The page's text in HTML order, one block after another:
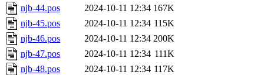
njb-44.pos
2024-10-11 12:34 167K
njb-45.pos
2024-10-11 12:34 115K
njb-46.pos
2024-10-11 12:34 200K
njb-47.pos
2024-10-11 12:34 111K
njb-48.pos
2024-10-11 12:34 117K